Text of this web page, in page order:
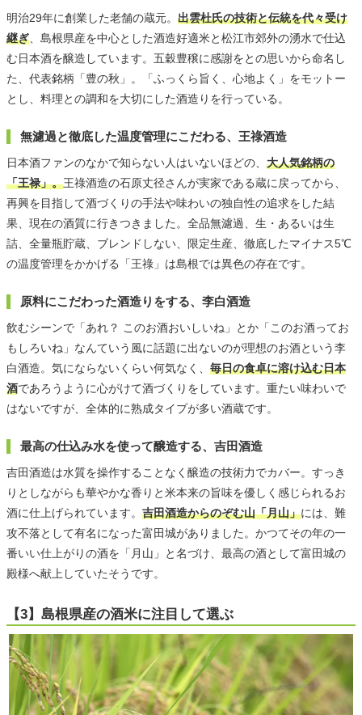
明治29年に創業した老舗の蔵元。 出雲杜氏の技術と伝統を代々受け
継ぎ、島根県産を中心とした酒造好適米と松江市郊外の湧水で仕込
む日本酒を醸造しています。五穀豊穣に感謝をとの思いから命名し
た、代表銘柄「豊の秋」。「ふっくら旨く、心地よく」をモットー
とし、料理との調和を大切にした酒造りを行っている。
無濾過と徹底した温度管理にこだわる、王祿酒造
日本酒ファンのなかで知らない人はいないほどの、 大人気銘柄の
「王禄」。王祿酒造の石原丈径さんが実家である蔵に戻ってから、
再興を目指して酒づくりの手法や味わいの独自性の追求をした結
果、現在の酒質に行きつきました。全品無濾過、生・あるいは生
詰、全量瓶貯蔵、ブレンドしない、限定生産、徹底したマイナス5℃
の温度管理をかかげる「王祿」は島根では異色の存在です。
原料にこだわった酒造りをする、李白酒造
飲むシーンで「あれ？ このお酒おいしいね」とか「このお酒ってお
もしろいね」なんていう風に話題に出ないのが理想のお酒という李
白酒造。気にならないくらい何気なく、 毎日の食卓に溶け込む日本
酒であろうように心がけて酒づくりをしています。重たい味わいで
はないですが、全体的に熟成タイプが多い酒蔵です。
最高の仕込み水を使って醸造する、吉田酒造
吉田酒造は水質を操作することなく醸造の技術力でカバー。すっき
りとしながらも華やかな香りと米本来の旨味を優しく感じられるお
酒に仕上げられています。 吉田酒造からのぞむ山「月山」には、難
攻不落として有名になった富田城がありました。かつてその年の一
番いい仕上がりの酒を「月山」と名づけ、最高の酒として富田城の
殿様へ献上していたそうです。
【3】島根県産の酒米に注目して選ぶ